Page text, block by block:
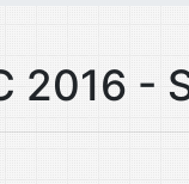
2016 -